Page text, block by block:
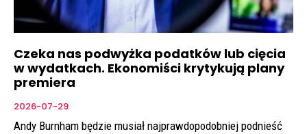
Czeka nas podwyżka podatków lub cięcia
w wydatkach. Ekonomiści krytykują plany
premiera
2026-07-29
Andy Burnham będzie musiał najprawdopodobniej podnieść